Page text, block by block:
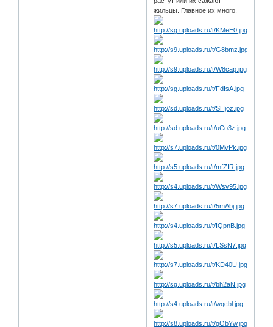
жильцы. Главное их много.